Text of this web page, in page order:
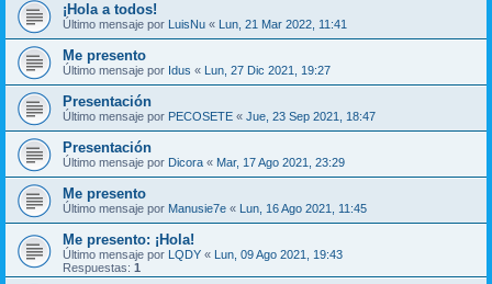
¡Hola a todos!
Último mensaje por LuisNu « Lun, 21 Mar 2022, 11:41
Me presento
Último mensaje por Idus « Lun, 27 Dic 2021, 19:27
Presentación
Último mensaje por PECOSETE « Jue, 23 Sep 2021, 18:47
Presentación
Último mensaje por Dicora « Mar, 17 Ago 2021, 23:29
Me presento
Último mensaje por Manusie7e « Lun, 16 Ago 2021, 11:45
Me presento: ¡Hola!
Último mensaje por LQDY « Lun, 09 Ago 2021, 19:43
Respuestas: 1